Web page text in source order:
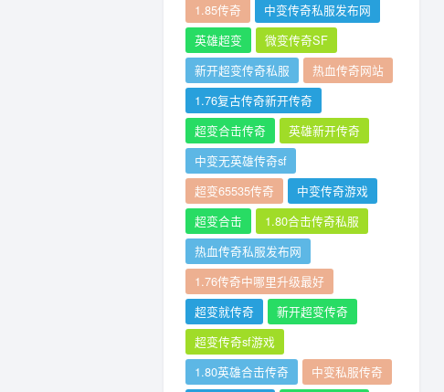
1.85传奇
中变传奇私服发布网
英雄超变
微变传奇SF
新开超变传奇私服
热血传奇网站
1.76复古传奇新开传奇
超变合击传奇
英雄新开传奇
中变无英雄传奇sf
超变65535传奇
中变传奇游戏
超变合击
1.80合击传奇私服
热血传奇私服发布网
1.76传奇中哪里升级最好
超变就传奇
新开超变传奇
超变传奇sf游戏
1.80英雄合击传奇
中变私服传奇